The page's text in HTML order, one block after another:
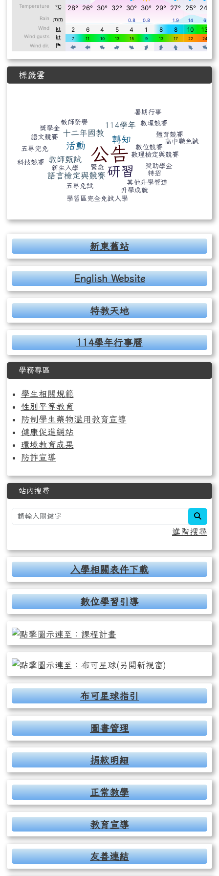
標籤雲
暑期行事
獎學金
教師榮譽
十二年國教
114學年
數理競賽
語文競賽
五專完免
活動
轉知 體育競賽
公告
高中職免試
科技競賽
數理檢定與競賽
數位競賽
教師甄試
語言檢定與競賽
新生入學 緊急 研習
獎助學金
特招
五專免試
學習區完全免試入學
升學成就
其他升學管道
右邊區域內容
新東舊站
English Website
特教天地
114學年行事曆
學務專區
學生相關規範
性別平等教育
防制學生藥物濫用教育宣導
健康促進網站
環境教育成果
防詐宣導
站內搜尋
進階搜尋
入學相關表件下載
數位學習引導
布可星球指引
圖書管理
捐款明細
正常教學
教育宣導
友善連結